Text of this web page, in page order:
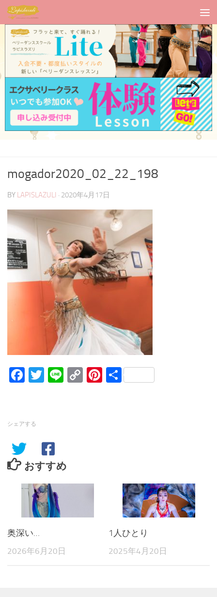
mogador2020_02_22_198
BY LAPISLAZULI · 2020年4月17日
Facebook
Twitter
LineCopyPinterest
共
シェアする
おすすめ
奥深い…
2026年6月20日
1人ひとり
2025年4月20日